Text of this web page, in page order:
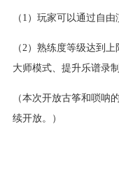
（1）玩家可以通过自
（2）熟练度等级达到
大师模式、提升乐谱录
（本次开放古筝和唢呐
续开放。）